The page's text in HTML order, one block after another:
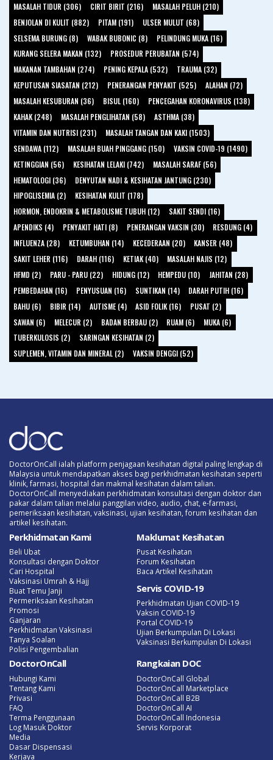
MASALAH TIDUR (306)
CIRIT BIRIT (216)
MASALAH PELUH (210)
BENJOLAN DI KULIT (882)
PITAM (191)
ULSER MULUT (68)
SELSEMA BURUNG (8)
WABAK BUBONIC (8)
PELINDUNG MUKA (16)
KURANG SELERA MAKAN (132)
PROSEDUR PERUBATAN (574)
MAKANAN TAMBAHAN (274)
PENING KEPALA (532)
TRAUMA (32)
KEPUTUSAN SIASATAN (212)
PENERANGAN PENYAKIT (525)
ALAHAN (72)
MASALAH KESUBURAN (36)
BISUL (160)
PENCEGAHAN KORONAVIRUS (138)
KAHAK (248)
MASALAH PENGLIHATAN (58)
ASTHMA (38)
VITAMIN DAN NUTRISI (231)
MASALAH TANGAN DAN KAKI (1503)
SENDAWA (112)
MASALAH BUAH PINGGANG (150)
VAKSIN COVID-19 (1490)
KETINGGIAN (56)
KESIHATAN LELAKI (742)
MASALAH SARAF (56)
HEMATOLOGI (36)
DENYUTAN NADI & KESIHATAN JANTUNG (230)
HIPOGLISEMIA (2)
KESIHATAN KULIT (178)
HORMON, ENDOKRIN & METABOLISME TUBUH (12)
SAKIT SENDI (16)
APENDIKS (4)
PENYAKIT HATI (8) PENERANGAN VAKSIN (30)
RESDUNG (4)
INFLUENZA (28)
KETUMBUHAN (14) KECEDERAAN (20)
KANSER (48)
SAKIT LEHER (116)
DARAH (116) KETIAK (40)
MASALAH NAJIS (12)
HFMD (2)
PARU - PARU (22) HIDUNG (12) HEMPEDU (10)
JAHITAN (28)
PEMBEDAHAN (16)
PENYUSUAN (16) SUNTIKAN (14)
DARAH PUTIH (16)
BAHU (6)
BIBIR (14) AUTISME (4) ASID FOLIK (16)
PUSAT (2)
SAWAN (6)
MELECUR (2) BADAN BERBAU (2) RUAM (6)
MUKA (6)
TUBERKULOSIS (2)
SARINGAN KESIHATAN (2)
SUPLEMEN, VITAMIN DAN MINERAL (2)
VAKSIN DENGGI (52)
DoctorOnCall ialah platform penjagaan kesihatan digital paling lengkap di
Malaysia untuk mendapatkan akses bagi perkhidmatan kesihatan seperti
klinik, farmasi, hospital dan makmal kesihatan dalam talian.
DoctorOnCall menyediakan perkhidmatan konsultasi dengan doktor dan
pakar dalam talian melalui panggilan video, audio, chat, e-farmasi,
pemeriksaan kesihatan, vaksinasi, ujian kesihatan, forum kesihatan dan
artikel kesihatan.
Perkhidmatan Kami
Beli Ubat
Konsultasi dengan Doktor
Cari Hospital
Vaksinasi Umrah & Hajj
Buat Temu Janji
Permeriksaan Kesihatan
Promosi
Ganjaran
Perkhidmatan Vaksinasi
Tanya Soalan
Polisi Pengembalian
Maklumat Kesihatan
Pusat Kesihatan
Forum Kesihatan
Baca Artikel Kesihatan
Servis COVID-19
Perkhidmatan Ujian COVID-19
Vaksin COVID-19
Portal COVID-19
Ujian Berkumpulan Di Lokasi
Vaksinasi Berkumpulan Di Lokasi
DoctorOnCall
Hubungi Kami
Tentang Kami
Privasi
FAQ
Terma Penggunaan
Log Masuk Doktor
Media
Dasar Dispensasi
Kerjaya
Rangkaian DOC
DoctorOnCall Global
DoctorOnCall Marketplace
DoctorOnCall B2B
DoctorOnCall AI
DoctorOnCall Indonesia
Servis Korporat